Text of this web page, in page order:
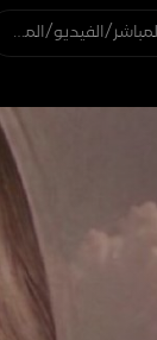
البحث عن البث المباشر/الفيديو/المستخدم